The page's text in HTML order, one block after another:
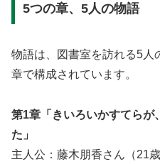
5つの章、5人の物語
物語は、図書室を訪れる5人
章で構成されています。
第1章「きいろいかすてらが
た」
主人公：藤木朋香さん（21